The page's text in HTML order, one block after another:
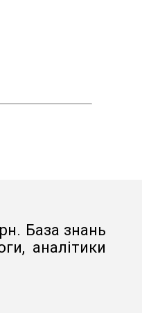
База знань
аналітики